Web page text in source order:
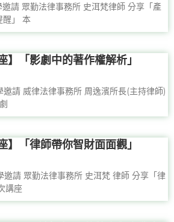
請 眾勤法律事務所 史洱梵律師 分享「產
醒」 本
】「影劇中的著作權解析」
請 威律法律事務所 周逸濱所長(主持律師)
】「律師帶你智財面面觀」
請 眾勤法律事務所 史洱梵 律師 分享「律
講座